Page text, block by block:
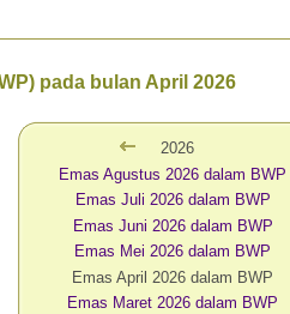
pada bulan April 2026
2026
Emas Agustus 2026 dalam BWP
Emas Juli 2026 dalam BWP
Emas Juni 2026 dalam BWP
Emas Mei 2026 dalam BWP
Emas April 2026 dalam BWP
Emas Maret 2026 dalam BWP